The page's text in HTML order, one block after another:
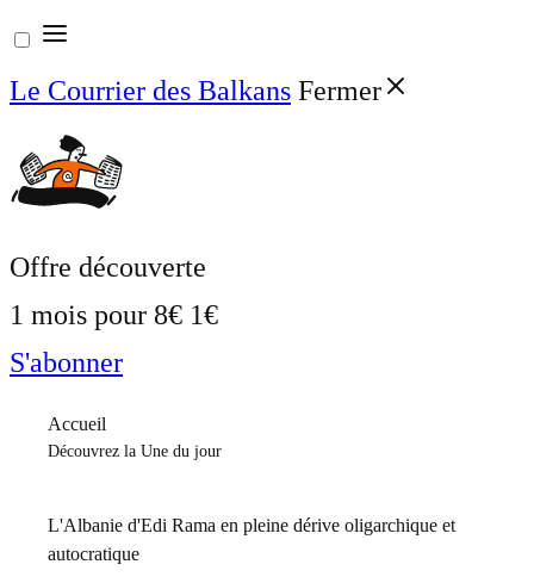
Aller
au
contenu
Le Courrier des Balkans Fermer
Offre découverte
1 mois pour 8€ 1€
S'abonner
Accueil
Découvrez la Une du jour
L'Albanie d'Edi Rama en pleine dérive oligarchique et
autocratique